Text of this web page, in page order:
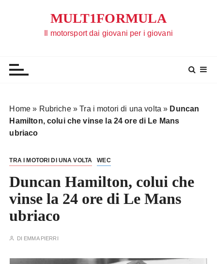
MULT1FORMULA
Il motorsport dai giovani per i giovani
Home » Rubriche»Tra i motori di una volta » Duncan
Hamilton, colui che vinse la 24 ore di Le Mans
ubriaco
TRA I MOTORI DI UNA VOLTA WEC
Duncan Hamilton, colui che
vinse la 24 ore di Le Mans
ubriaco
DI EMMA PIERRI